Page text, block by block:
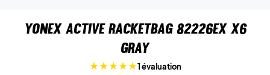
Yonex Active Racketbag 82226EX X6
Gray
1 évaluation